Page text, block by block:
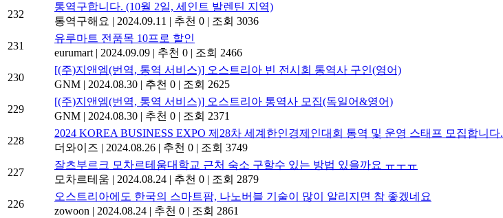
232
통역구합니다. (10월 2일, 세인트 발렌틴 지역)
통역구해요
2024.09.11 추천 0 조회 3036
231
유루마트 전품목 10프로 할인
eurumart
2024.09.09 추천 0 조회 2466
230
[(주)지앤엠(번역, 통역 서비스)] 오스트리아 빈 전시회 통역사 구인(영어)
GNM
2024.08.30 추천 0 조회 2625
229
[(주)지앤엠(번역, 통역 서비스)] 오스트리아 통역사 모집(독일어&영어)
GNM
2024.08.30 추천 0 조회 2371
228
2024 KOREA BUSINESS EXPO 제28차 세계한인경제인대회 통역 및 운영 스태프 모집합니다.
더와이즈
2024.08.26 추천 0 조회 3749
227
잘츠부르크 모차르테움대학교 근처 숙소 구할수 있는 방법 있을까요 ㅠㅜㅠ
모차르테움
2024.08.24 추천 0 조회 2879
226
오스트리아에도 한국의 스마트팜, 나노버블 기술이 많이 알리지면 참 좋겠네요
zowoon
2024.08.24 추천 0 조회 2861